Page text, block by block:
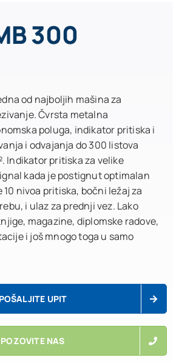
300
od najboljih mašina za
Čvrsta metalna
poluga, indikator pritiska i
i odvajanja do 300 listova
Indikator pritiska za velike
kada je postignut optimalan
nivoa pritiska, bočni ležaj za
i ulaz za prednji vez. Lako
magazine, diplomske radove,
i još mnogo toga u samo
POŠALJITE UPIT
POZOVITE NAS